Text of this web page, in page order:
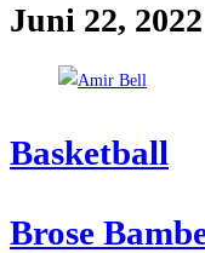
Juni 22, 2022
Bas­ket­ball
Bro­se